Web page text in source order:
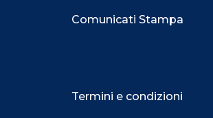
Comunicati Stampa
Termini e condizioni